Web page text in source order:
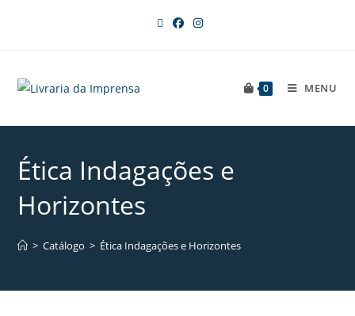
0 MENU
Ética Indagações e
Horizontes
> Catálogo > Ética Indagações e Horizontes